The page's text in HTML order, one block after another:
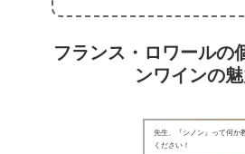
フランス・ロワールの
ンワインの
先生、『シノン』って何か
ください！